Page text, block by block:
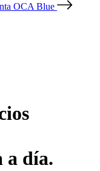
OCA Blue
a día.